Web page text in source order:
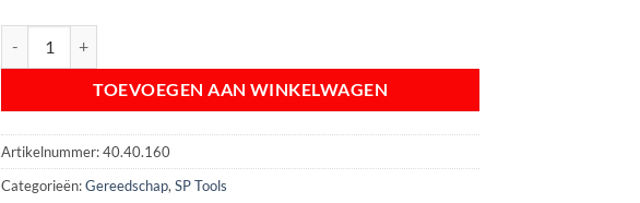
TOEVOEGEN AAN WINKELWAGEN
Artikelnummer:40.40.160
Categorieën:Gereedschap,SP Tools